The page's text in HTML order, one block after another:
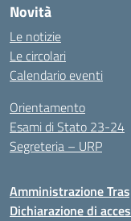
Novità
Le notizie
Le circolari
Calendario eventi
Orientamento
Esami di Stato 23-24
Segreteria – URP
Amministrazione
Dichiarazione di